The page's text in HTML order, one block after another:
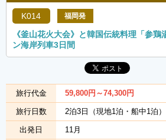
K014 福岡発
《釜山花火大会》と韓国伝統料理「参鶏
ン海岸列車3日間
旅行代金 59,800円 ～74,300円
旅行日数 2泊3日（現地1泊・船中1泊）
出発日 11月